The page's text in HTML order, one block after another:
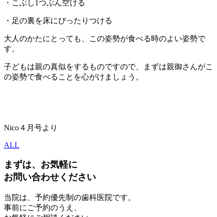
・こぶし1つぶん空ける
・足の裏を床にぴったりつける
大人のかたにとっても、この姿勢が食べる時のよい姿勢で
す。
子どもは親の真似をするものですので、まずは親御さんがこ
の姿勢で食べることを心がけましょう。
Nico４月号より
ALL
まずは、お気軽に
お問い合わせください
当院は、予約優先制の歯科医院です。
事前にご予約のうえ、